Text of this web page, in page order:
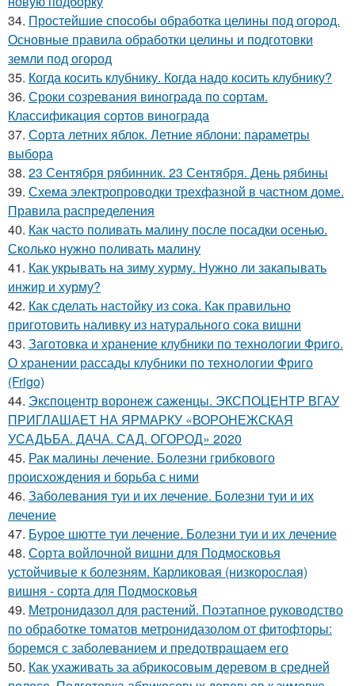
34. Простейшие способы обработка целины под огород.
Основные правила обработки целины и подготовки
земли под огород
35. Когда косить клубнику. Когда надо косить клубнику?
36. Сроки созревания винограда по сортам.
Классификация сортов винограда
37. Сорта летних яблок. Летние яблони: параметры
выбора
38. 23 Сентября рябинник. 23 Сентября. День рябины
39. Схема электропроводки трехфазной в частном доме.
Правила распределения
40. Как часто поливать малину после посадки осенью.
Сколько нужно поливать малину
41. Как укрывать на зиму хурму. Нужно ли закапывать
инжир и хурму?
42. Как сделать настойку из сока. Как правильно
приготовить наливку из натурального сока вишни
43. Заготовка и хранение клубники по технологии Фриго.
О хранении рассады клубники по технологии Фриго
(Frigo)
44. Экспоцентр воронеж саженцы. ЭКСПОЦЕНТР ВГАУ
ПРИГЛАШАЕТ НА ЯРМАРКУ «ВОРОНЕЖСКАЯ
УСАДЬБА. ДАЧА. САД. ОГОРОД» 2020
45. Рак малины лечение. Болезни грибкового
происхождения и борьба с ними
46. Заболевания туи и их лечение. Болезни туи и их
лечение
47. Бурое шютте туи лечение. Болезни туи и их лечение
48. Сорта войлочной вишни для Подмосковья
устойчивые к болезням. Карликовая (низкорослая)
вишня - сорта для Подмосковья
49. Метронидазол для растений. Поэтапное руководство
по обработке томатов метронидазолом от фитофторы:
боремся с заболеванием и предотвращаем его
50. Как ухаживать за абрикосовым деревом в средней